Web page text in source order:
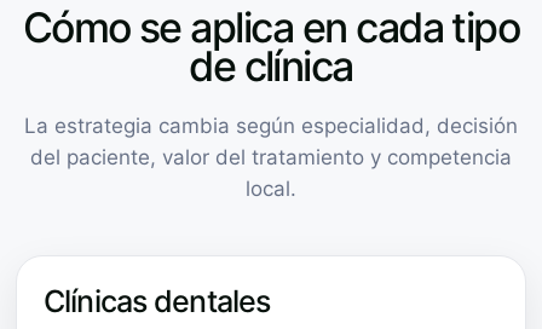
Cómo se aplica en cada tipo
de clínica
La estrategia cambia según especialidad, decisión
del paciente, valor del tratamiento y competencia
local.
Clínicas dentales